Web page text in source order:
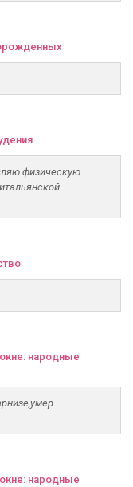
физическую
народные
народные